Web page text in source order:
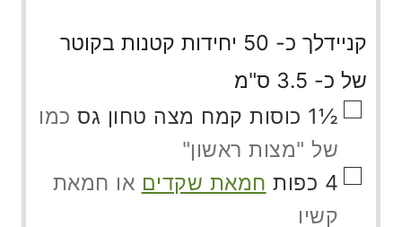
קניידלך כ- 50 יחידות קטנות בקוטר
של כ- 3.5 ס"מ
▢
½1 כוסות קמח מצה טחון גס כמו
של "מצות ראשון"
▢
4 כפות חמאת שקדים או חמאת
קשיו